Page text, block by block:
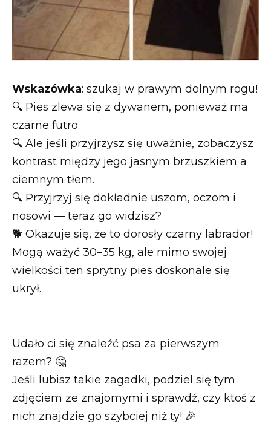
Wskazówka: szukaj w prawym dolnym rogu!
🔍 Pies zlewa się z dywanem, ponieważ ma
czarne futro.
🔍 Ale jeśli przyjrzysz się uważnie, zobaczysz
kontrast między jego jasnym brzuszkiem a
ciemnym tłem.
🔍 Przyjrzyj się dokładnie uszom, oczom i
nosowi — teraz go widzisz?
🐕 Okazuje się, że to dorosły czarny labrador!
Mogą ważyć 30–35 kg, ale mimo swojej
wielkości ten sprytny pies doskonale się
ukrył.
Udało ci się znaleźć psa za pierwszym
razem? 🤔
Jeśli lubisz takie zagadki, podziel się tym
zdjęciem ze znajomymi i sprawdź, czy ktoś z
nich znajdzie go szybciej niż ty! 🎉